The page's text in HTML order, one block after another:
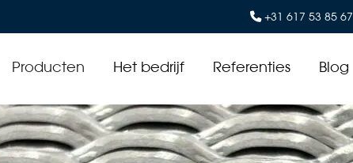
+31 617 53 85 67
Producten Het bedrijf Referenties Blog